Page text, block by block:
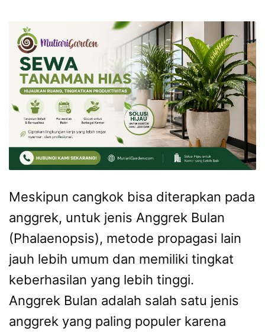
Meskipun cangkok bisa diterapkan pada
anggrek, untuk jenis Anggrek Bulan
(Phalaenopsis), metode propagasi lain
jauh lebih umum dan memiliki tingkat
keberhasilan yang lebih tinggi.
Anggrek Bulan adalah salah satu jenis
anggrek yang paling populer karena